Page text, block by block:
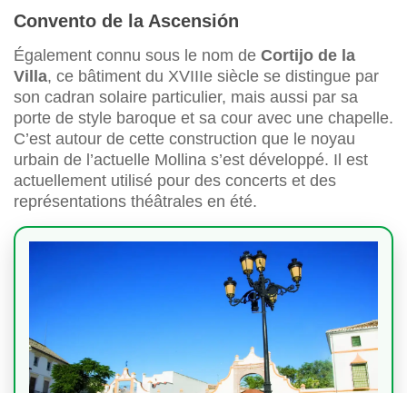
Convento de la Ascensión
Également connu sous le nom de Cortijo de la
Villa, ce bâtiment du XVIIIe siècle se distingue par
son cadran solaire particulier, mais aussi par sa
porte de style baroque et sa cour avec une chapelle.
C’est autour de cette construction que le noyau
urbain de l’actuelle Mollina s’est développé. Il est
actuellement utilisé pour des concerts et des
représentations théâtrales en été.